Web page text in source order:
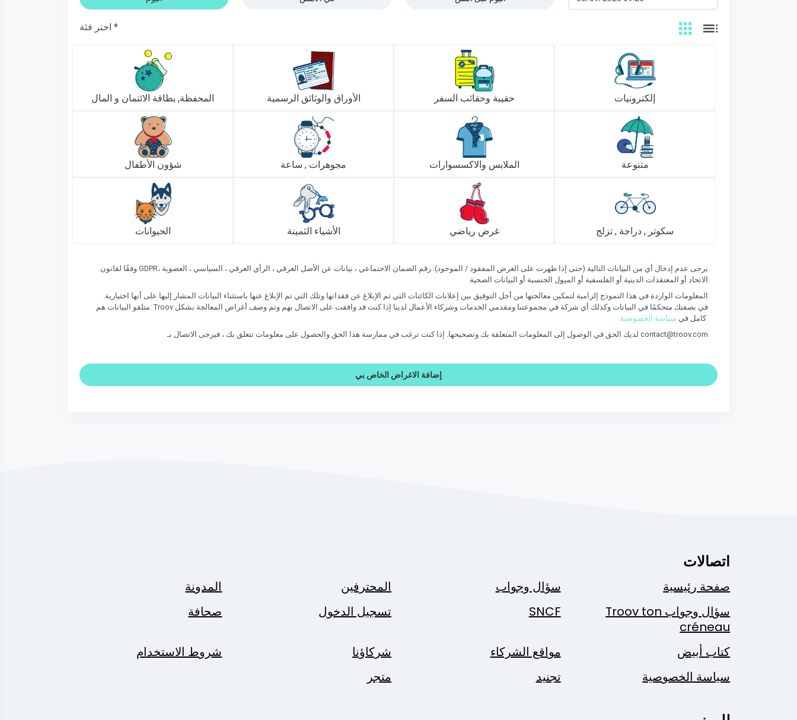
اختر فئة *
المحفظة, بطاقة الائتمان و المال الأوراق والوثائق الرسمية حقيبة وحقائب السفر إلكترونيات
شؤون الأطفال مجوهرات , ساعة الملابس والاكسسوارات متنوعة
الحيوانات الأشياء الثمينة غرض رياضي سكوتر , دراجة , تزلج
وفقًا لقانون GDPR، يرجى عدم إدخال أي من البيانات التالية (حتى إذا ظهرت على الغرض المفقود / الموجود): رقم الضمان الاجتماعي ، بيانات عن الأصل العرقي ، الرأي العرقي ، السياسي ، العضوية
الاتحاد أو المعتقدات الدينية أو الفلسفية أو الميول الجنسية أو البيانات الصحية
المعلومات الواردة في هذا النموذج إلزامية لتمكين معالجتها من أجل التوفيق بين إعلانات الكائنات التي تم الإبلاغ عن فقدانها وتلك التي تم الإبلاغ عنها باستثناء البيانات المشار إليها على أنها اختيارية.
متلقو البيانات هم: Troov في بصفتك متحكمًا في البيانات وكذلك أي شركة في مجموعتنا ومقدمي الخدمات وشركاء الأعمال لدينا إذا كنت قد وافقت على الاتصال بهم وتم وصف أغراض المعالجة بشكل
كامل فيسياسة الخصوصية.
لديك الحق في الوصول إلى المعلومات المتعلقة بك وتصحيحها. إذا كنت ترغب في ممارسة هذا الحق والحصول على معلومات تتعلق بك ، فيرجى الاتصال بـ contact@troov.com
إضافة الاغراض الخاص بي
اتصالات
صفحة رئيسية سؤال وجواب المحترفين
المدونة
سؤال وجواب Troov ton
créneau
SNCF تسجيل الدخول صحافة
كتاب أبيض مواقع الشركاء شركاؤنا
شروط الاستخدام
سياسة الخصوصية
تجنيد متجر